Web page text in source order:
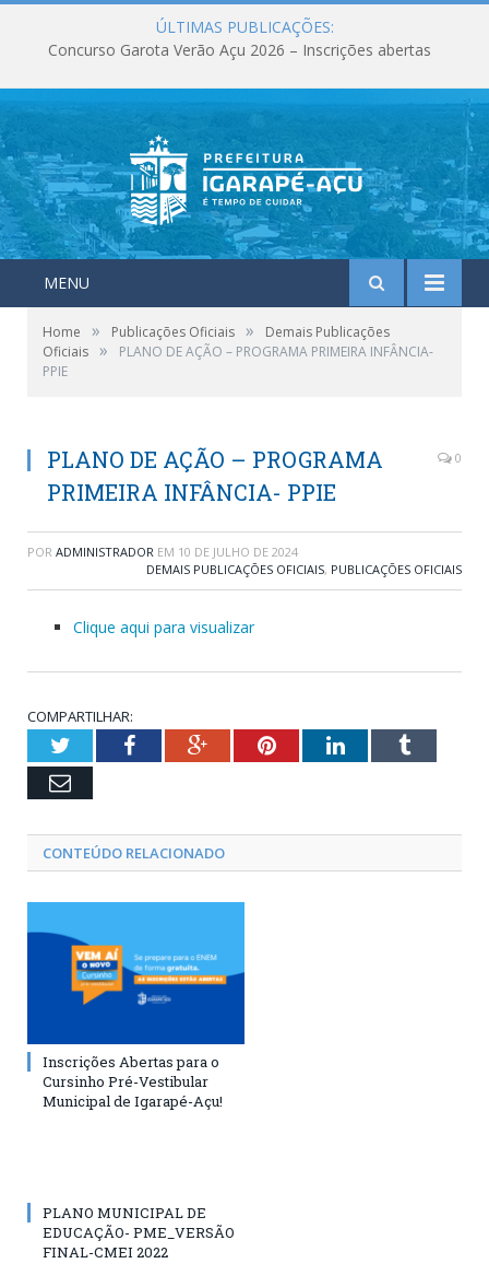
ÚLTIMAS PUBLICAÇÕES:
Concurso Garota Verão Açu 2026 – Inscrições abertas
MENU
Home » Publicações Oficiais »
Demais Publicações
Oficiais »
PLANO DE AÇÃO – PROGRAMA PRIMEIRA INFÂNCIA-
PPIE
PLANO DE AÇÃO – PROGRAMA
PRIMEIRA INFÂNCIA- PPIE
0
POR ADMINISTRADOR EM 10 DE JULHO DE 2024
DEMAIS PUBLICAÇÕES OFICIAIS, PUBLICAÇÕES OFICIAIS
Clique aqui para visualizar
COMPARTILHAR:
TwitterFacebookGoogle+PinterestLinkedInTumblr
Email
CONTEÚDO RELACIONADO
Inscrições Abertas para o
Cursinho Pré-Vestibular
Municipal de Igarapé-Açu!
PLANO MUNICIPAL DE
EDUCAÇÃO- PME_VERSÃO
FINAL-CMEI 2022